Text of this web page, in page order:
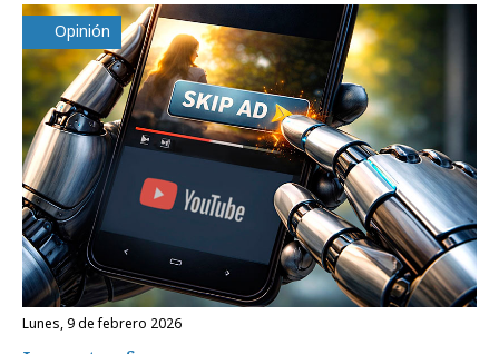
Opinión
lunes, 9 de febrero 2026